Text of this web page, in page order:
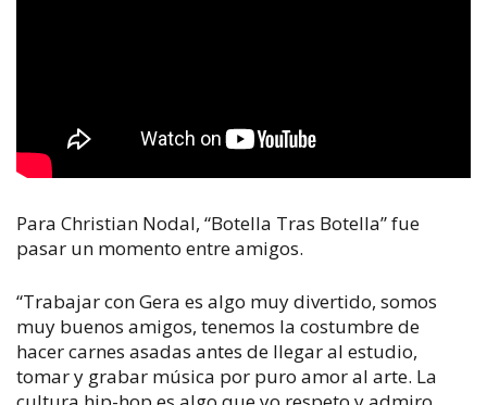
Para Christian Nodal, “Botella Tras Botella” fue
pasar un momento entre amigos.
“Trabajar con Gera es algo muy divertido, somos
muy buenos amigos, tenemos la costumbre de
hacer carnes asadas antes de llegar al estudio,
tomar y grabar música por puro amor al arte. La